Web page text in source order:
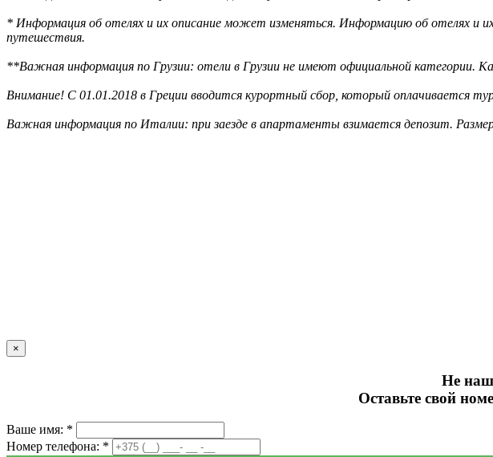
* Информация об отелях и их описание может изменяться. Информацию об отелях и
путешествия.
**Важная информация по Грузии: отели в Грузии не имеют официальной категории.
Внимание! С 01.01.2018 в Греции вводится курортный сбор, который оплачивается
Важная информация по Италии: при заезде в апартаменты взимается депозит.
×
Не
Оставьте свой
Ваше имя: *
Номер телефона: *